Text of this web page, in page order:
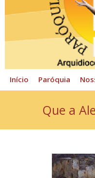
Início Paróquia
Que a